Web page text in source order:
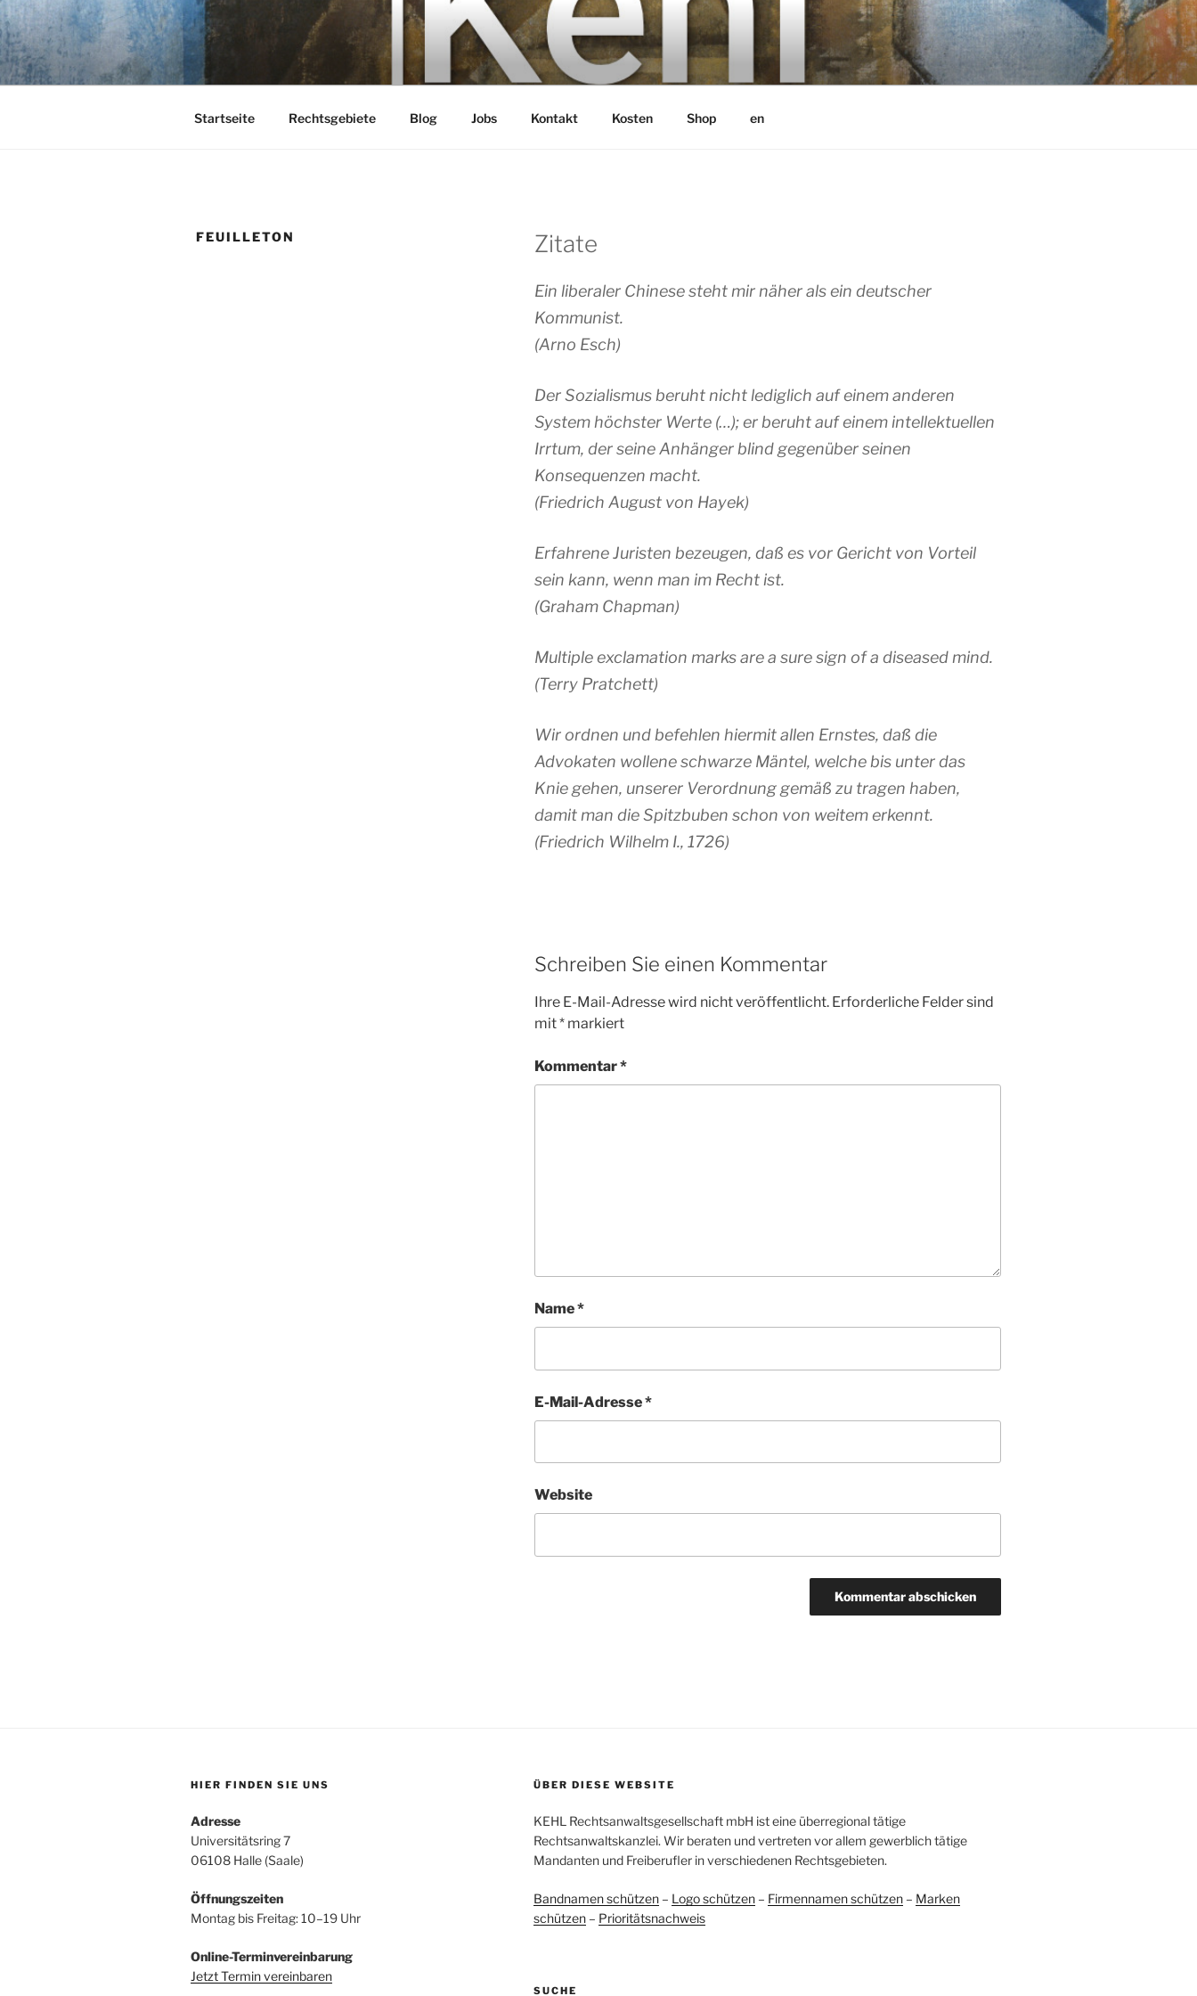
Zum
Inhalt
springen
KEHL
Rechtsanwaltsgesellschaft mbH
Startseite Rechtsgebiete Blog Jobs Kontakt Kosten Shop en
FEUILLETON Zitate
Ein liberaler Chinese steht mir näher als ein deutscher
Kommunist.
(Arno Esch)
Der Sozialismus beruht nicht lediglich auf einem anderen
System höchster Werte (…); er beruht auf einem intellektuellen
Irrtum, der seine Anhänger blind gegenüber seinen
Konsequenzen macht.
(Friedrich August von Hayek)
Erfahrene Juristen bezeugen, daß es vor Gericht von Vorteil
sein kann, wenn man im Recht ist.
(Graham Chapman)
Multiple exclamation marks are a sure sign of a diseased mind.
(Terry Pratchett)
Wir ordnen und befehlen hiermit allen Ernstes, daß die
Advokaten wollene schwarze Mäntel, welche bis unter das
Knie gehen, unserer Verordnung gemäß zu tragen haben,
damit man die Spitzbuben schon von weitem erkennt.
(Friedrich Wilhelm I., 1726)
Schreiben Sie einen Kommentar
Ihre E-Mail-Adresse wird nicht veröffentlicht. Erforderliche Felder sind
mit*markiert
Kommentar*
Name*
E-Mail-Adresse*
Website
HIER FINDEN SIE UNS
Adresse
Universitätsring 7
06108 Halle (Saale)
Öffnungszeiten
Montag bis Freitag: 10–19 Uhr
Online-Terminvereinbarung
Jetzt Termin vereinbaren
ÜBER DIESE WEBSITE
KEHL Rechtsanwaltsgesellschaft mbH ist eine überregional tätige
Rechtsanwaltskanzlei. Wir beraten und vertreten vor allem gewerblich tätige
Mandanten und Freiberufler in verschiedenen Rechtsgebieten.
Bandnamen schützen– Logo schützen– Firmennamen schützen– Marken
schützen– Prioritätsnachweis
SUCHE